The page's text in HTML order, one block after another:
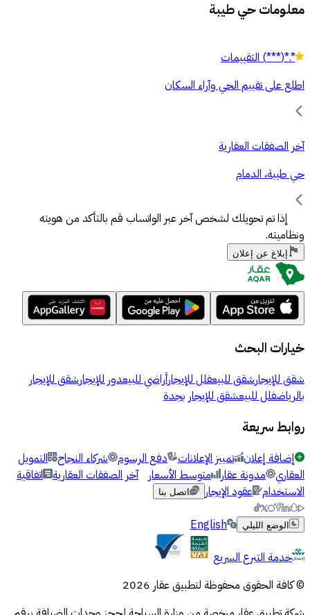
معلومات حي طيبة
*.*
(
***
) التقييمات
اطلع على تقييم الحي وآراء السكان
آخر الصفقات العقارية
حي طيبة، الدمام
إذا تم تحويلك لشخص آخر عبر الواتساب قم بالتأكد من هويته
ونظاميته.
إبلاغ عن إعلان
خيارات البحث
شقق للإيجارشقق للبيعفلل للإيجارأراضي للبيعدور للإيجارشقق للإيجار
بالرياضفلل للبيعشقق للإيجار بجدة
روابط سريعة
إضافة إعلان تمييز الإعلانات دفع الرسوم شركاء النجاح
التمويل
العقاري
مدونة عقار متوسط الأسعار آخر الصفقات العقارية
اتفاقية
الاستخدام عقود الإيجار اتصل بنا
الوضع الليلي
English
خدمة التبرع السريع
© كافة الحقوق محفوظة لتطبيق عقار 2026